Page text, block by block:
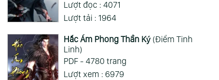
Lượt đọc : 4071
Lượt tải : 1964
Hắc Ám Phong Thần Ký(Điểm Tinh
Linh)
PDF - 4780 trang
Lượt xem : 6979